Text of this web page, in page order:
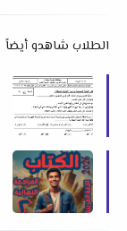
الطلاب شاهدو أيضاً